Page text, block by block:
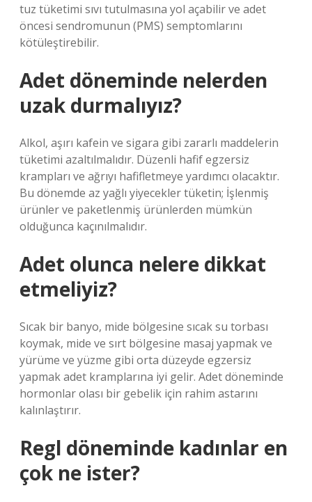
tuz tüketimi sıvı tutulmasına yol açabilir ve adet
öncesi sendromunun (PMS) semptomlarını
kötüleştirebilir.
Adet döneminde nelerden
uzak durmalıyız?
Alkol, aşırı kafein ve sigara gibi zararlı maddelerin
tüketimi azaltılmalıdır. Düzenli hafif egzersiz
krampları ve ağrıyı hafifletmeye yardımcı olacaktır.
Bu dönemde az yağlı yiyecekler tüketin; İşlenmiş
ürünler ve paketlenmiş ürünlerden mümkün
olduğunca kaçınılmalıdır.
Adet olunca nelere dikkat
etmeliyiz?
Sıcak bir banyo, mide bölgesine sıcak su torbası
koymak, mide ve sırt bölgesine masaj yapmak ve
yürüme ve yüzme gibi orta düzeyde egzersiz
yapmak adet kramplarına iyi gelir. Adet döneminde
hormonlar olası bir gebelik için rahim astarını
kalınlaştırır.
Regl döneminde kadınlar en
çok ne ister?